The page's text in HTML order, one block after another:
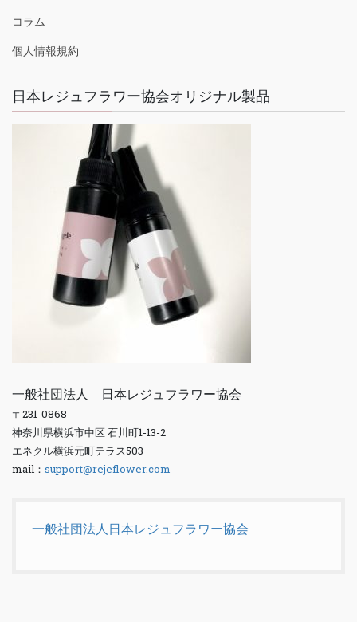
コラム
個人情報規約
日本レジュフラワー協会オリジナル製品
一般社団法人 日本レジュフラワー協会
〒231-0868
神奈川県横浜市中区 石川町1-13-2
エネクル横浜元町テラス503
mail： support@rejeflower.com
一般社団法人日本レジュフラワー協会